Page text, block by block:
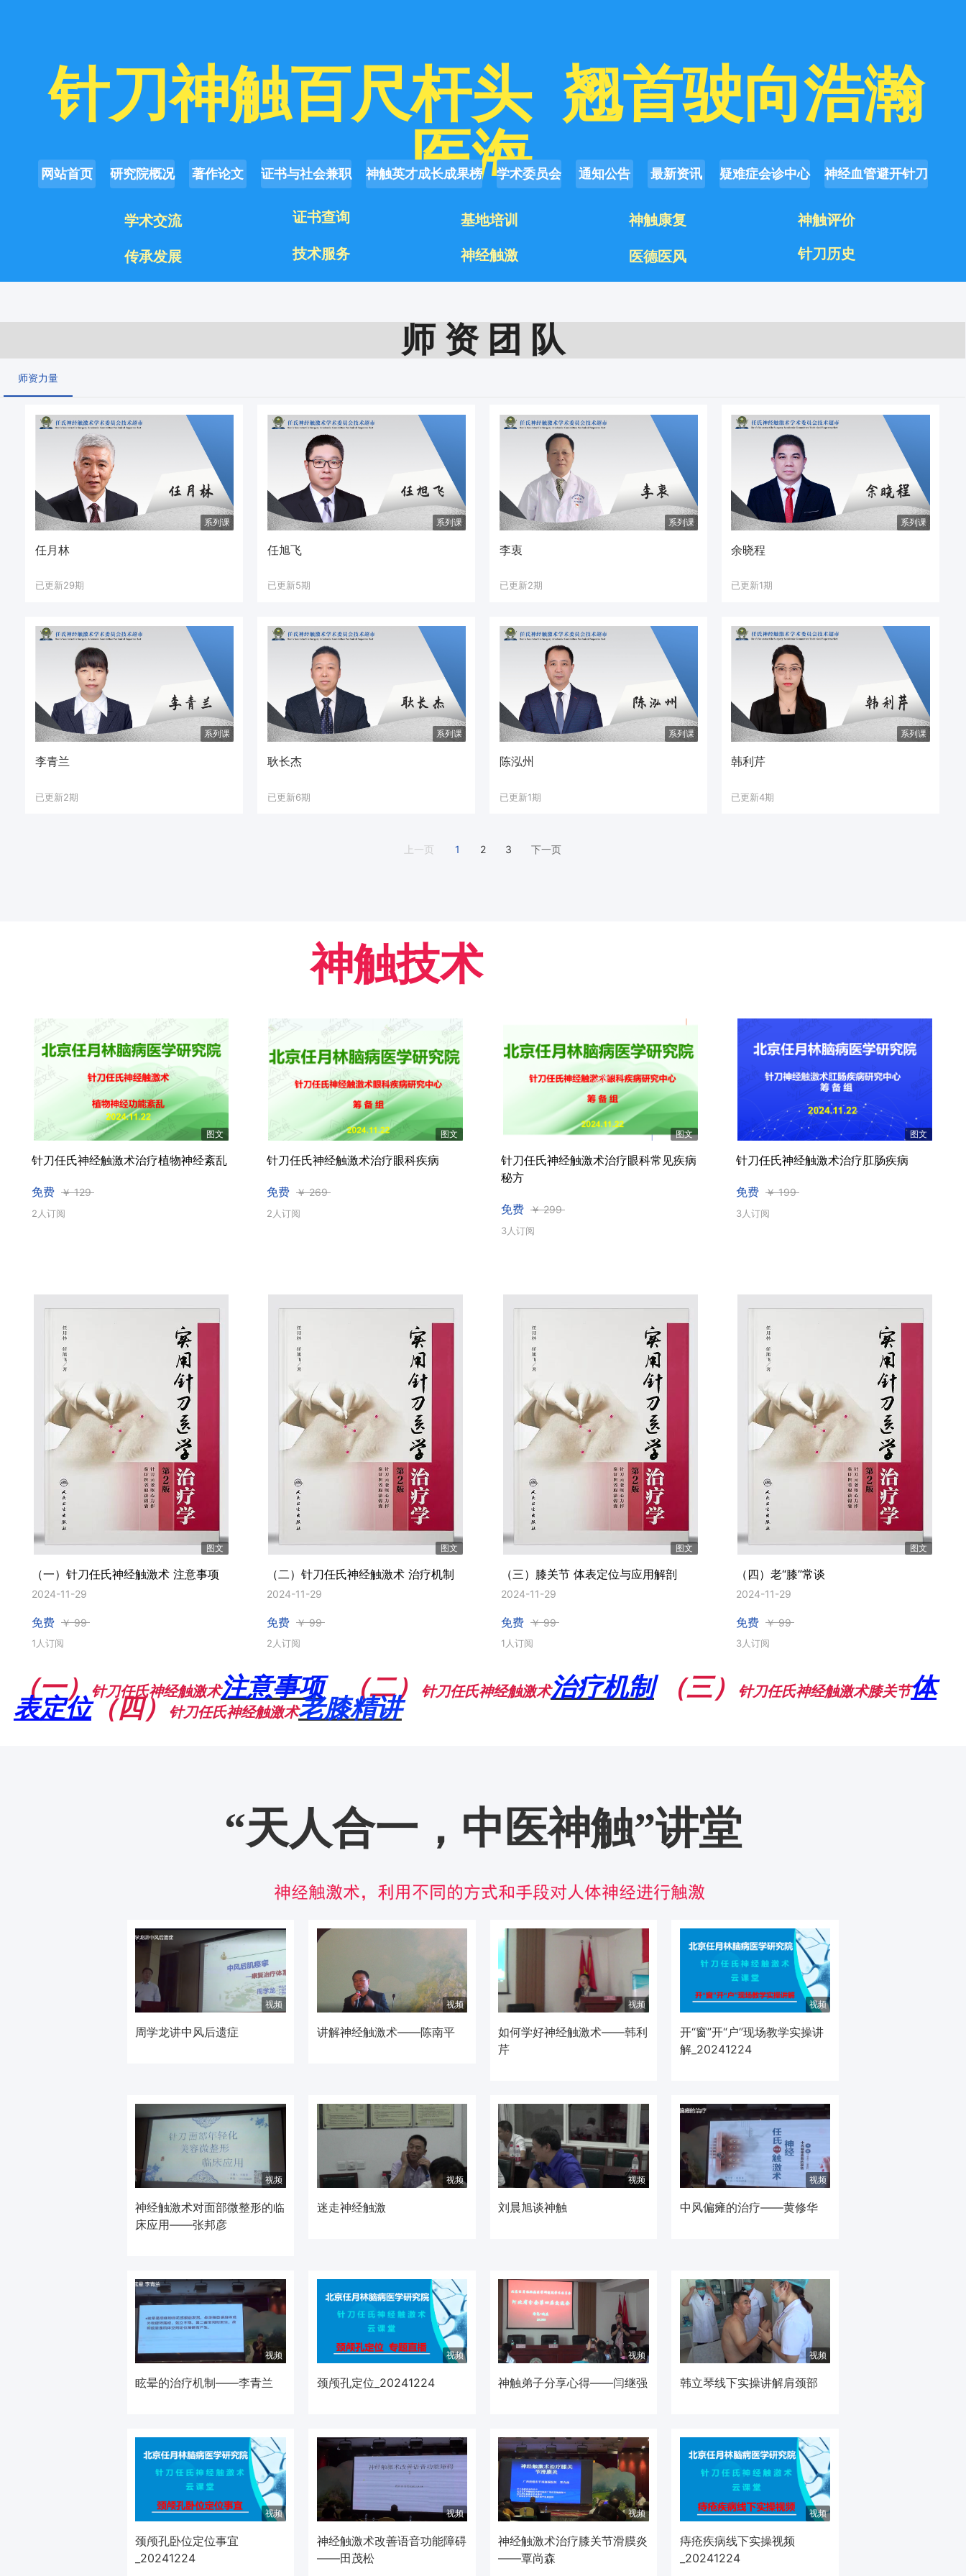
  针刀神触百尺杆头
翘首驶向浩瀚
医海
网站首页 研究院概况 著作论文 证书与社会兼职 神触英才成长成果榜 学术委员会 通知公告 最新资讯 疑难症会诊中心 神经血管避开针刀
学术交流
传承发展
证书查询
技术服务
基地培训
神经触激
神触康复
医德医风
神触评价
针刀历史
师 资 团 队
师资力量
系列课
任月林
已更新29期
系列课
任旭飞
已更新5期
系列课
李衷
已更新2期
系列课
余晓程
已更新1期
系列课
李青兰
已更新2期
系列课
耿长杰
已更新6期
系列课
陈泓州
已更新1期
系列课
韩利芹
已更新4期
上一页 1 2 3 下一页
神触技术成果超市
图文
针刀任氏神经触激术治疗植物神经紊乱
免费 ￥ 129
2人订阅
图文
针刀任氏神经触激术治疗眼科疾病
免费 ￥ 269
2人订阅
图文
针刀任氏神经触激术治疗眼科常见疾病
秘方
免费 ￥ 299
3人订阅
图文
针刀任氏神经触激术治疗肛肠疾病
免费 ￥ 199
3人订阅
图文
（一）针刀任氏神经触激术 注意事项
2024-11-29
免费 ￥ 99
1人订阅
图文
（二）针刀任氏神经触激术 治疗机制
2024-11-29
免费 ￥ 99
2人订阅
图文
（三）膝关节 体表定位与应用解剖
2024-11-29
免费 ￥ 99
1人订阅
图文
（四）老“膝”常谈
2024-11-29
免费 ￥ 99
3人订阅
（一） 针刀任氏神经触激术注意事项 （二） 针刀任氏神经触激术治疗机制 （三） 针刀任氏神经触激术膝关节体
表定位（四） 针刀任氏神经触激术老膝精讲
“天人合一，中医神触”讲堂
神经触激术，利用不同的方式和手段对人体神经进行触激
视频
周学龙讲中风后遗症
视频
讲解神经触激术——陈南平
视频
如何学好神经触激术——韩利
芹
视频
开“窗”开“户”现场教学实操讲
解_20241224
视频
神经触激术对面部微整形的临
床应用——张邦彦
视频
迷走神经触激
视频
刘晨旭谈神触
视频
中风偏瘫的治疗——黄修华
视频
眩晕的治疗机制——李青兰
视频
颈颅孔定位_20241224
视频
神触弟子分享心得——闫继强
视频
韩立琴线下实操讲解肩颈部
视频
颈颅孔卧位定位事宜
_20241224
视频
神经触激术改善语音功能障碍
——田茂松
视频
神经触激术治疗膝关节滑膜炎
——覃尚森
视频
痔疮疾病线下实操视频
_20241224